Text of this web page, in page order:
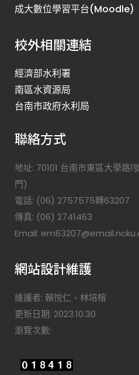
成大數位學習平台(Moodle)
校外相關連結
經濟部水利署
南區水資源局
台南市政府水利局
聯絡方式
地址: 70101 台南市東區大學路
門)
電話: (06) 2757575轉63207
傳真: (06) 2741463
Email:
網站設計維護
維護者: 賴悅仁、林培榕
更新日期: 2023.10.30
瀏覽次數: